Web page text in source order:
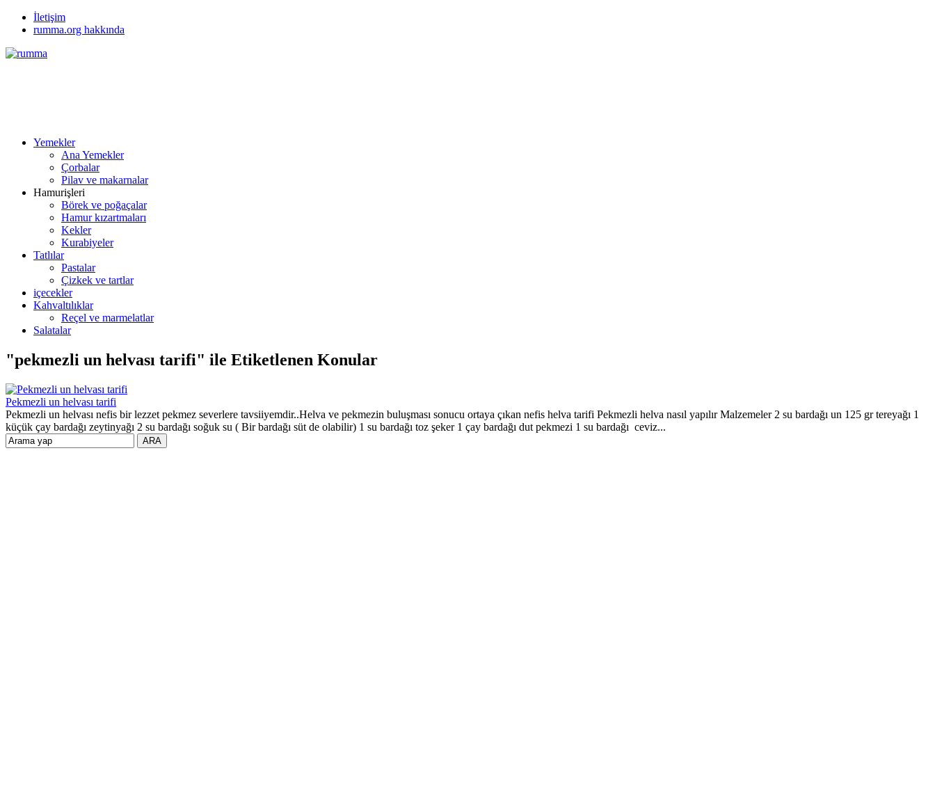
İletişim
rumma.org hakkında
Yemekler
Ana Yemekler
Çorbalar
Pilav ve makarnalar
Hamurişleri
Börek ve poğaçalar
Hamur kızartmaları
Kekler
Kurabiyeler
Tatlılar
Pastalar
Çizkek ve tartlar
içecekler
Kahvaltılıklar
Reçel ve marmelatlar
Salatalar
"pekmezli un helvası tarifi" ile Etiketlenen Konular
Pekmezli un helvası tarifi
Pekmezli un helvası nefis bir lezzet pekmez severlere tavsiiyemdir..Helva ve pekmezin buluşması sonucu ortaya çıkan nefis helva tarifi Pekmezli helva nasıl yapılır Malzemeler 2 su bardağı un 125 gr tereyağı 1
küçük çay bardağı zeytinyağı 2 su bardağı soğuk su ( Bir bardağı süt de olabilir) 1 su bardağı toz şeker 1 çay bardağı dut pekmezi 1 su bardağı ceviz...